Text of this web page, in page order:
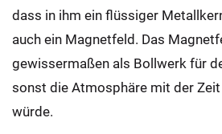
dass in ihm ein flüssiger
auch ein Magnetfeld. Das
gewissermaßen als Bollwerk für
sonst die Atmosphäre mit der
würde.